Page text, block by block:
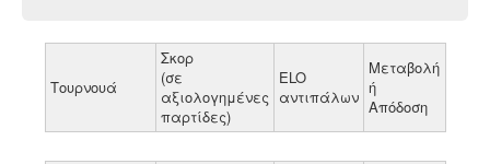
Τουρνουά
Σκορ
(σε
αξιολογημένες
παρτίδες)
ELO
αντιπάλων
Μεταβολή
ή
Απόδοση